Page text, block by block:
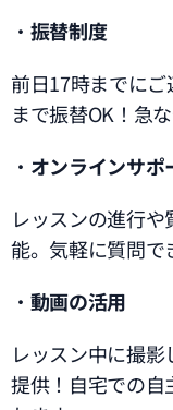
・ 振替制度
前日17時までに
まで振替OK！急
・ オンラインサポ
レッスンの進行
能。気軽に質問で
・ 動画の活用
レッスン中に撮
提供！自宅での自